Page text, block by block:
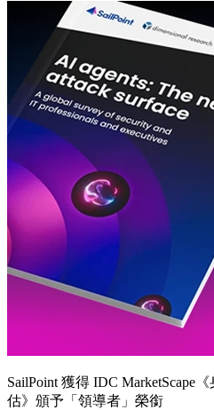
SailPoint 獲得 IDC MarketScape
估》頒予「領導者」榮銜